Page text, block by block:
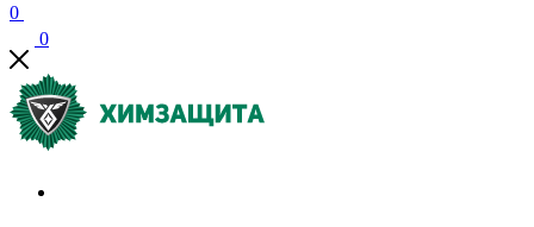
0
0